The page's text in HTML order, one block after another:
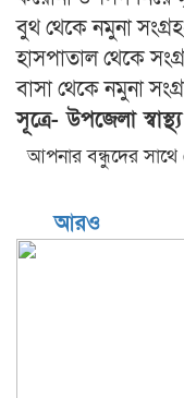
বুথ থেকে নমুনা
হাসপাতাল থেকে
বাসা থেকে নমুনা
সূত্রে- উপজেলা
আপনার বন্ধুদের
আরও